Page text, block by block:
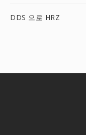
DDS 으로 HRZ